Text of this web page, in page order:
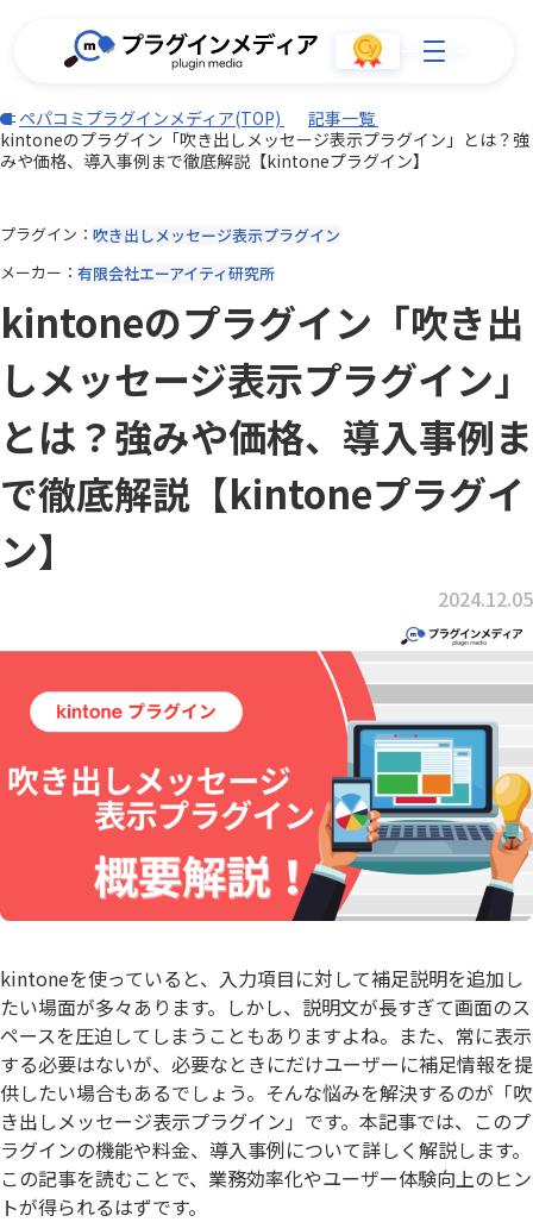
ペパコミプラグインメディア(TOP)
記事一覧
kintoneのプラグイン「吹き出しメッセージ表示プラグイン」とは？強
みや価格、導入事例まで徹底解説【kintoneプラグイン】
プラグイン
吹き出しメッセージ表示プラグイン
メーカー
有限会社エーアイティ研究所
kintoneのプラグイン「吹き出
しメッセージ表示プラグイン」
とは？強みや価格、導入事例ま
で徹底解説【kintoneプラグイ
ン】
2024.12.05
kintoneを使っていると、入力項目に対して補足説明を追加し
たい場面が多々あります。しかし、説明文が長すぎて画面のス
ペースを圧迫してしまうこともありますよね。また、常に表示
する必要はないが、必要なときにだけユーザーに補足情報を提
供したい場合もあるでしょう。そんな悩みを解決するのが「吹
き出しメッセージ表示プラグイン」です。本記事では、このプ
ラグインの機能や料金、導入事例について詳しく解説します。
この記事を読むことで、業務効率化やユーザー体験向上のヒン
トが得られるはずです。